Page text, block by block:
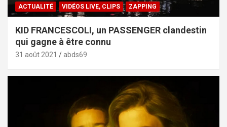
ACTUALITÉ VIDÉOS LIVE, CLIPS ZAPPING
KID FRANCESCOLI, un PASSENGER clandestin
qui gagne à être connu
31 août 2021 abds69